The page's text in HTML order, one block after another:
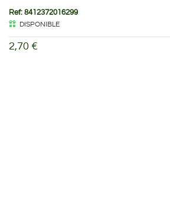
Ref: 8412372016299
DISPONIBLE
2,70 €